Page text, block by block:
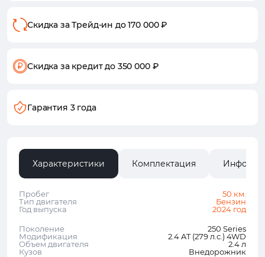
Скидка за Трейд-ин до 170 000 ₽
Скидка за кредитдо 350 000 ₽
Гарантия 3 года
Характеристики Комплектация
Пробег
50 км.
Тип двигателя
Бензин
Год выпуска
2024 год
Поколение
250 Series
Модификация
2.4 AT (279 л.с.) 4WD
Объем двигателя
2.4 л
Кузов
Внедорожник